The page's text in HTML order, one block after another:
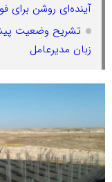
آینده‌ای روشن برای
تشریح وضعیت
زبان مدیرعامل